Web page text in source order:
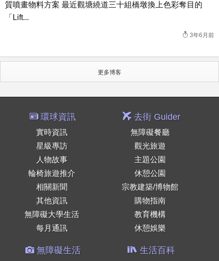
質噴畫物料方案 最近觀塘繞道三十組橋墩換上色彩奪目的
「Lift...
3年6月前
更多博客
環球資訊
實時資訊
星級專訪
人物故事
輪椅旅遊推介
相關新聞
其他資訊
無障礙大學生活
每月通訊
去街 Guider
無障礙餐廳
觀光旅遊
主題公園
休憩公園
宗教建築/博物館
購物指南
教育機構
休憩娛樂
無障礙生活 生活百科